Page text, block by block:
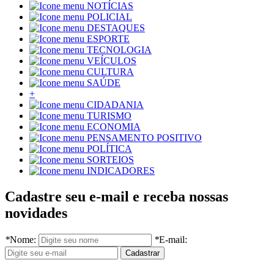
NOTÍCIAS
POLICIAL
DESTAQUES
ESPORTE
TECNOLOGIA
VEÍCULOS
CULTURA
SAÚDE
+
CIDADANIA
TURISMO
ECONOMIA
PENSAMENTO POSITIVO
POLÍTICA
SORTEIOS
INDICADORES
Cadastre seu e-mail e receba nossas
novidades
*Nome: *E-mail: